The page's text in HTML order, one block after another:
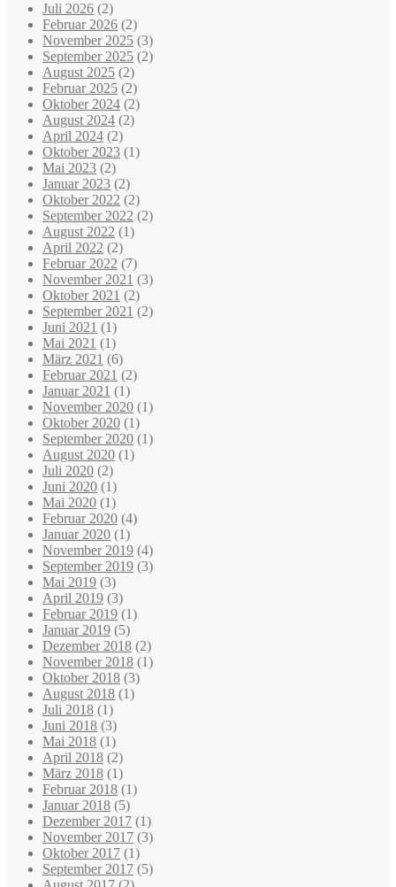
Juli 2026 (2)
Februar 2026 (2)
November 2025 (3)
September 2025 (2)
August 2025 (2)
Februar 2025 (2)
Oktober 2024 (2)
August 2024 (2)
April 2024 (2)
Oktober 2023 (1)
Mai 2023 (2)
Januar 2023 (2)
Oktober 2022 (2)
September 2022 (2)
August 2022 (1)
April 2022 (2)
Februar 2022 (7)
November 2021 (3)
Oktober 2021 (2)
September 2021 (2)
Juni 2021 (1)
Mai 2021 (1)
März 2021 (6)
Februar 2021 (2)
Januar 2021 (1)
November 2020 (1)
Oktober 2020 (1)
September 2020 (1)
August 2020 (1)
Juli 2020 (2)
Juni 2020 (1)
Mai 2020 (1)
Februar 2020 (4)
Januar 2020 (1)
November 2019 (4)
September 2019 (3)
Mai 2019 (3)
April 2019 (3)
Februar 2019 (1)
Januar 2019 (5)
Dezember 2018 (2)
November 2018 (1)
Oktober 2018 (3)
August 2018 (1)
Juli 2018 (1)
Juni 2018 (3)
Mai 2018 (1)
April 2018 (2)
März 2018 (1)
Februar 2018 (1)
Januar 2018 (5)
Dezember 2017 (1)
November 2017 (3)
Oktober 2017 (1)
September 2017 (5)